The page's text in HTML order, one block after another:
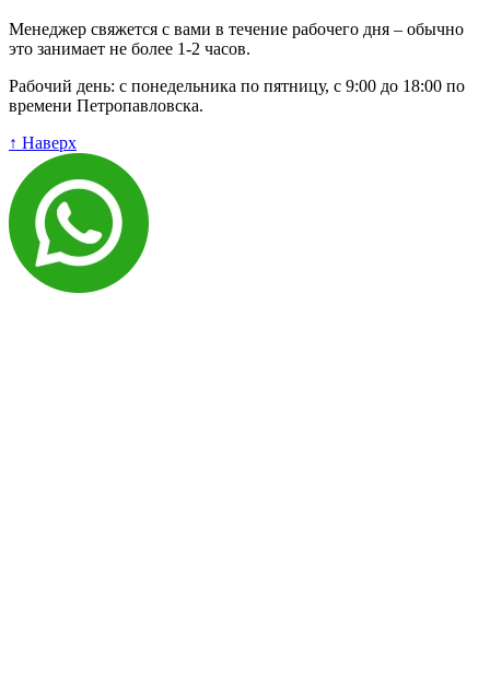
Менеджер свяжется с вами в течение рабочего дня – обычно
это занимает не более 1-2 часов.
Рабочий день: с понедельника по пятницу, с 9:00 до 18:00 по
времени Петропавловска.
↑ Наверх